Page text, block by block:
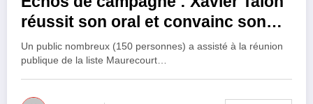
réussit son oral et convainc son
auditoire maurecourtois
Un public nombreux (150 personnes) a assisté à la réunion
publique de la liste Maurecourt…